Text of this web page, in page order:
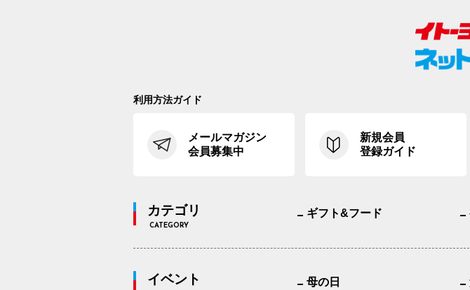
利用方法ガイド
メールマガジン
会員募集中
新規会員
登録ガイド
カテゴリ
CATEGORY
ギフト&フード
イベント 母の日